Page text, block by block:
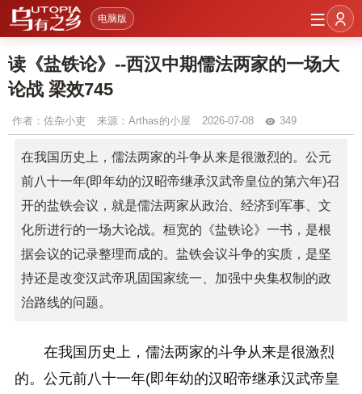
电脑版
读《盐铁论》--西汉中期儒法两家的一场大
论战 梁效745
作者： 佐杂小吏 来源：Arthas的小屋 2026-07-08 349
在我国历史上，儒法两家的斗争从来是很激烈的。公元
前八十一年(即年幼的汉昭帝继承汉武帝皇位的第六年)召
开的盐铁会议，就是儒法两家从政治、经济到军事、文
化所进行的一场大论战。桓宽的《盐铁论》一书，是根
据会议的记录整理而成的。盐铁会议斗争的实质，是坚
持还是改变汉武帝巩固国家统一、加强中央集权制的政
治路线的问题。
在我国历史上，儒法两家的斗争从来是很激烈
的。公元前八十一年(即年幼的汉昭帝继承汉武帝皇